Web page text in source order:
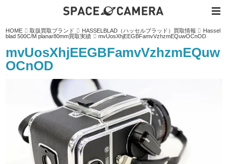
容
を
キ
ッ
HOME 取扱買取ブランド HASSELBLAD（ハッセルブラッド）買取情報
Hassel
blad 500C/M planar80mm買取実績
mvUosXhjEEGBFamvVzhzmEQuwOCnOD
mvUosXhjEEGBFamvVzhzmEQuw
OCnOD